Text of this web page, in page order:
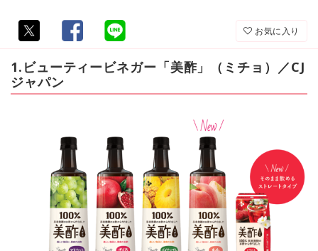
お気に入り
1.ビューティービネガー「美酢」（ミチョ）／CJ
ジャパン